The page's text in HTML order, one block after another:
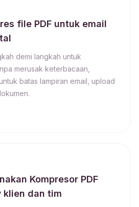
file PDF untuk email
demi langkah untuk
merusak keterbacaan,
batas lampiran email, upload
Kompresor PDF
dan tim